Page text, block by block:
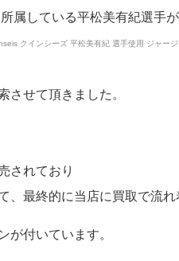
属している平松美有紀選手
させて頂きました。
されており
最終的に当店に買取で流れ
が付いています。